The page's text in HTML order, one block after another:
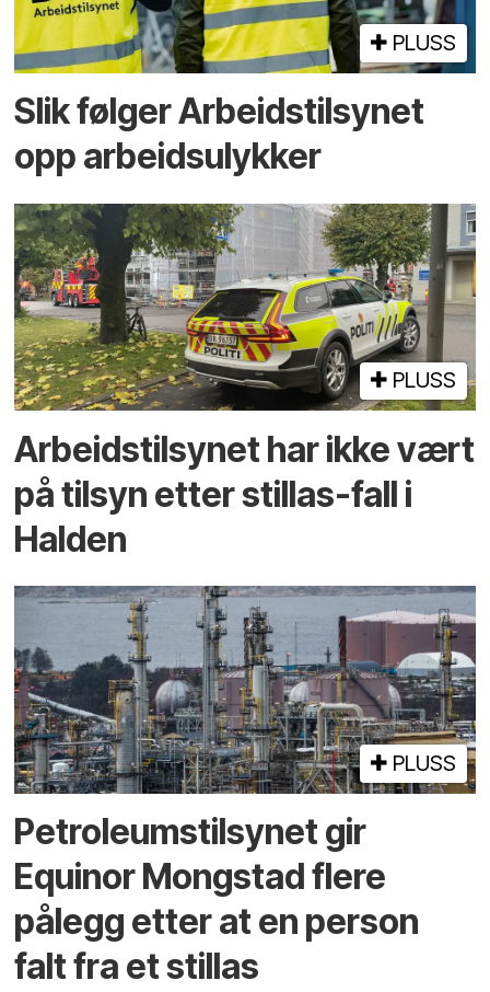
PLUSS
Slik følger Arbeidstilsynet
opp arbeidsulykker
PLUSS
Arbeidstilsynet har ikke vært
på tilsyn etter stillas-fall i
Halden
PLUSS
Petroleumstilsynet gir
Equinor Mongstad flere
pålegg etter at en person
falt fra et stillas